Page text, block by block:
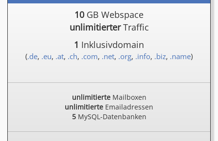
10 GB Webspace
unlimitierterTraffic
1 Inklusivdomain
(.de, .eu, .at, .ch, .com, .net, .org, .info, .biz, .name)
unlimitierteMailboxen
unlimitierte Emailadressen
5MySQL-Datenbanken